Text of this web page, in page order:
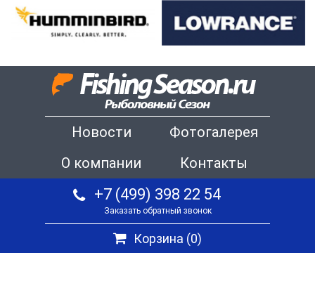
Новости
Фотогалерея
О компании
Контакты
+7 (499) 398 22 54
Заказать обратный звонок
Корзина (0)